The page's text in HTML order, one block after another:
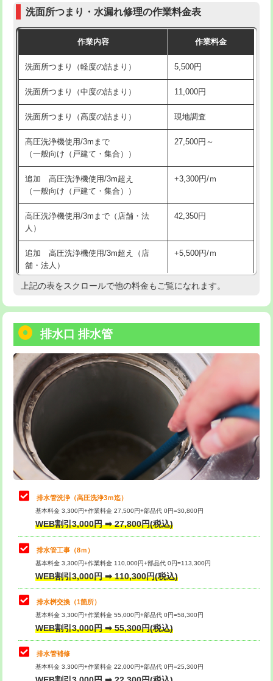
モルタル補修（厚さ10㎝まで） 27,500円
モルタル補修（厚さ10㎝超え） 38,500円
洗面台設置 38,500円
バスタブ設置 現場見積
追加人工 16,500円
廃棄・処分
※給水管工事は20mmまでの価格です。
（P/S/ポップアップ））
交換・取付（その他部品） 11,000円+材料費
持込商品取付（単水栓） 13,200円
持込商品取付（混合水栓） 16,500円
持込商品取付（浄水器・分岐水栓） 16,500円
給水管工事※（ホール加工) 16,500円
給水管工事※（バンド止め)
給水管工事※（支持金具設置) 5,500円
給水管工事※（保温材使用（バンド止
め込み）)
5,500円
給水管工事※（土の掘削・埋め戻し作
業)
11,000円
給水管工事※（塩ビ管（VP・HI）使
用/3ｍまで)
用（追加）/3ｍ超え)
給水管工事※（ライニング鋼管・銅
管・ポリ管・HT管使用/3ｍまで)
44,000円
給水管工事※（ライニング鋼管・銅
管・ポリ管・HT管使用/3ｍ超え)
+8,800円
排水管工事（土の掘削・埋め戻し作
業）
11,000円~
排水管工事（排水管工事/3ｍまで） 55,000円
排水管工事（追加 排水管工事/3ｍ超
え）
マス交換（土の掘削・埋め戻し作業）
マス交換（深さ50㎝未満）
マス交換（深さ50㎝以上） 66,000円
コンクリート斫り（厚さ10㎝まで）
コンクリート斫り（厚さ10㎝超え）
モルタル補修（厚さ10㎝まで）
モルタル補修（厚さ10㎝超え）
洗面所つまり・水漏れ修理の作業料金表
作業内容 作業料金
洗面所つまり（軽度の詰まり） 5,500円
洗面所つまり（中度の詰まり） 11,000円
洗面所つまり（高度の詰まり） 現地調査
高圧洗浄機使用/3mまで
（一般向け（戸建て・集合））
27,500円～
追加 高圧洗浄機使用/3m超え
（一般向け（戸建て・集合））
+3,300円/ｍ
高圧洗浄機使用/3mまで（店舗・法
人）
42,350円
追加 高圧洗浄機使用/3m超え（店
舗・法人）
+5,500円/ｍ
高度高圧洗浄換 現地調査
トーラー機使用/3mまで
追加トーラー機使用/3m超え +3,300円
カメラ調査 33,000円
桝清掃 8,800円
止水・漏水調査・防水処理・清掃・修
理・調整・分解・加工など（軽作業）
11,000円
止水・漏水調査・防水処理・清掃・修
理・調整・分解・加工など（中作業）
22,000円
止水・漏水調査・防水処理・清掃・修
理・調整・分解・加工など（重作業）
33,000円
その他部品の脱着
交換・取付（タンク） 22,000円+材料費
交換・取付(単水栓（壁付・デッキ
式）)
交換・取付(混合水栓（壁付・デッキ
式・ワンホール）)
16,500円+材料費
交換・取付(排水栓・排水トラップ
上記の表をスクロールで他の料金もご覧になれます。
排水口 排水管
排水管洗浄（高圧洗浄3ｍ迄）
基本料金 3,300円+作業料金 27,500円+部品代 0円=30,800円
WEB割引3,000円 ➡ 27,800円(税込)
排水管工事（8ｍ）
基本料金 3,300円+作業料金 110,000円+部品代 0円=113,300円
WEB割引3,000円 ➡ 110,300円(税込)
排水桝交換（1箇所）
基本料金 3,300円+作業料金 55,000円+部品代 0円=58,300円
WEB割引3,000円 ➡ 55,300円(税込)
排水管補修
基本料金 3,300円+作業料金 22,000円+部品代 0円=25,300円